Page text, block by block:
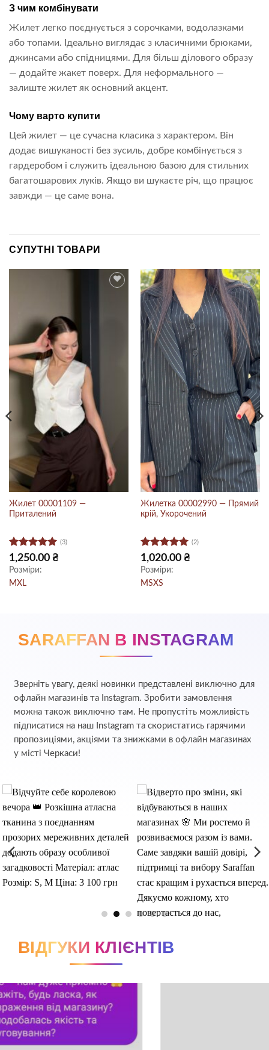
З чим комбінувати
Жилет легко поєднується з сорочками, водолазками
або топами. Ідеально виглядає з класичними брюками,
джинсами або спідницями. Для більш ділового образу
— додайте жакет поверх. Для неформального —
залиште жилет як основний акцент.
Чому варто купити
Цей жилет — це сучасна класика з характером. Він
додає вишуканості без зусиль, добре комбінується з
гардеробом і служить ідеальною базою для стильних
багатошарових луків. Якщо ви шукаєте річ, що працює
завжди — це саме вона.
СУПУТНІ ТОВАРИ
Жилет 00001109 —
Приталений
Оцінено в
5з 5
(3)
1,250.00 ₴
Розміри:
MXL
Жилетка 00002990 — Прямий
крій, Укорочений
Оцінено в
5з 5
(2)
1,020.00 ₴
Розміри:
MSXS
SARAFFAN В INSTAGRAM
Зверніть увагу, деякі новинки представлені виключно для
офлайн магазинів та Instagram. Зробити замовлення
можна також виключно там. Не пропустіть можливість
підписатися на наш Instagram та скористатись гарячими
пропозиціями, акціями та знижками в офлайн магазинах
у місті Черкаси!
ВІДГУКИ КЛІЄНТІВ